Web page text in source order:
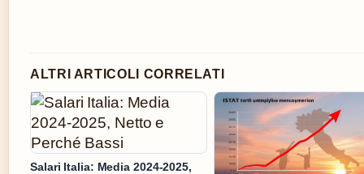
ALTRI ARTICOLI CORRELATI
Salari Italia: Media 2024-2025,